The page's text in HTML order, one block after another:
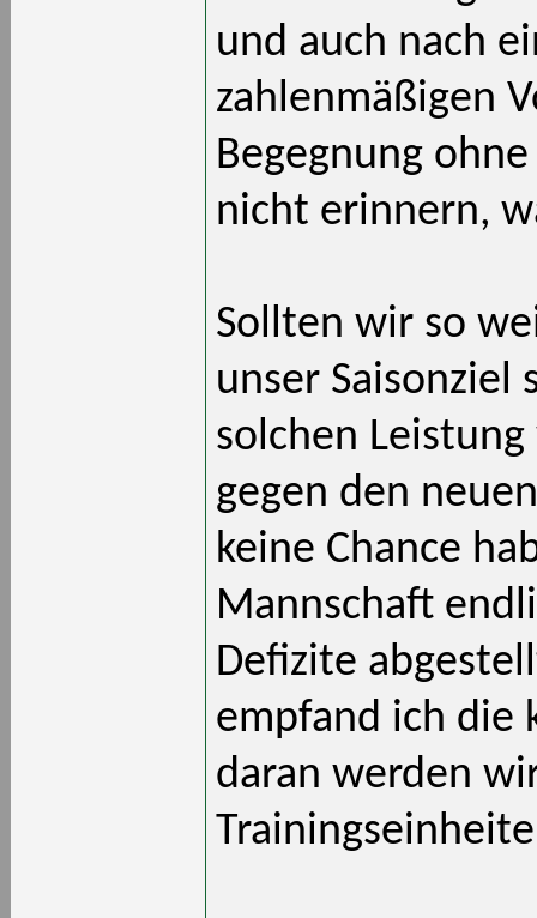
und auch nach
zahlenmäßigen
Begegnung
nicht erinnern,
Sollten wir so
unser Saisonziel
solchen
gegen den
keine Chance
Mannschaft
Defizite
empfand ich die
daran werden